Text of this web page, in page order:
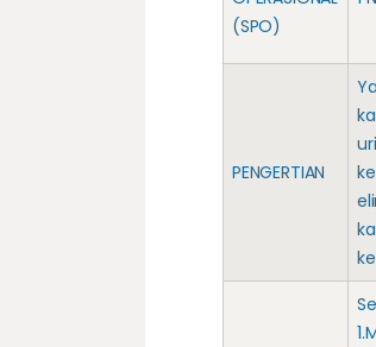
(SPO)
PENGERTIAN